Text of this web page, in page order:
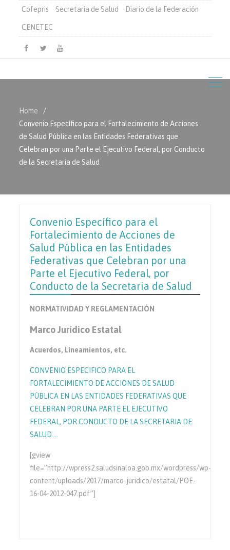
Cofepris Secretaría de Salud Diario de la Federación
CENETEC
Facebook
TwitterYoutube
Home
Convenio Específico para el Fortalecimiento de Acciones
de Salud Pública en las Entidades Federativas que
Celebran por una Parte el Ejecutivo Federal, por Conducto
de la Secretaria de Salud
Convenio Específico para el
Fortalecimiento de Acciones de
Salud Pública en las Entidades
Federativas que Celebran por una
Parte el Ejecutivo Federal, por
Conducto de la Secretaria de Salud
NORMATIVIDAD Y REGLAMENTACIÓN
Marco Jurídico Estatal
Acuerdos, Lineamientos, etc.
CONVENIO ESPECIFICO PARA EL
FORTALECIMIENTO DE ACCIONES DE SALUD
PÚBLICA EN LAS ENTIDADES FEDERATIVAS QUE
CELEBRAN POR UNA PARTE EL EJECUTIVO
FEDERAL, POR CONDUCTO DE LA SECRETARIA DE
SALUD …
[gview
file=”http://wpress2.saludsinaloa.gob.mx/wordpress/wp-
content/uploads/2017/marco-juridico/estatal/POE-
16-04-2012-047.pdf”]